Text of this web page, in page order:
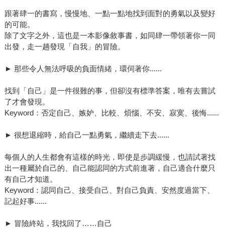
跟著肆一的書寫，慢慢地、一點一點地找到面對的勇氣以及變好
的可能。
除了文字之外，這也是一本影像敘事書，如同肆一帶領著你一同
出發，走一趟發現「自我」的冒險。
► 那些令人無法呼吸的負面情緒，環伺著你......
找到「自己」是一件很難的事，但卻沒有標準答案，唯有去嘗試
了才會發現。
Keyword：否定自己、嫉妒、比較、煩惱、不安、寂寞、後悔......
► 很想退縮時，給自己一點勇氣，繼續走下去......
每個人的人生都會有這樣的時光，即使是步調緩慢，也請試著找
出一種屬於自己的、自己能認同的方式前進著，自己適合什麼只
有自己才知道。
Keyword：認同自己、接受自己、對自己負責、安然度過當下、
記起好事......
► 冒險終站，我找回了……自己